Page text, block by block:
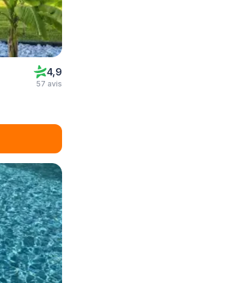
4,9
57 avis